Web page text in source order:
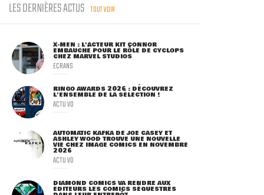
LES DERNIÈRES ACTUS TOUT VOIR
X-MEN : L'ACTEUR KIT CONNOR
EMBAUCHÉ POUR LE RÔLE DE CYCLOPS
CHEZ MARVEL STUDIOS
ECRANS
RINGO AWARDS 2026 : DÉCOUVREZ
L'ENSEMBLE DE LA SÉLECTION !
ACTU VO
AUTOMATIC KAFKA DE JOE CASEY ET
ASHLEY WOOD TROUVE UNE NOUVELLE
VIE CHEZ IMAGE COMICS EN NOVEMBRE
2026
ACTU VO
DIAMOND COMICS VA RENDRE AUX
ÉDITEURS LES COMICS SÉQUESTRÉS